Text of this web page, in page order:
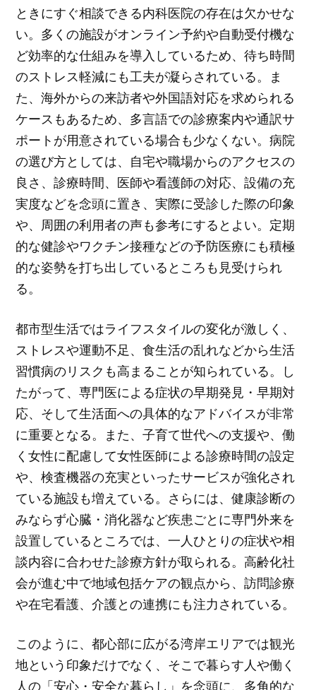
ときにすぐ相談できる内科医院の存在は欠かせな
い。多くの施設がオンライン予約や自動受付機な
ど効率的な仕組みを導入しているため、待ち時間
のストレス軽減にも工夫が凝らされている。ま
た、海外からの来訪者や外国語対応を求められる
ケースもあるため、多言語での診療案内や通訳サ
ポートが用意されている場合も少なくない。病院
の選び方としては、自宅や職場からのアクセスの
良さ、診療時間、医師や看護師の対応、設備の充
実度などを念頭に置き、実際に受診した際の印象
や、周囲の利用者の声も参考にするとよい。定期
的な健診やワクチン接種などの予防医療にも積極
的な姿勢を打ち出しているところも見受けられ
る。
都市型生活ではライフスタイルの変化が激しく、
ストレスや運動不足、食生活の乱れなどから生活
習慣病のリスクも高まることが知られている。し
たがって、専門医による症状の早期発見・早期対
応、そして生活面への具体的なアドバイスが非常
に重要となる。また、子育て世代への支援や、働
く女性に配慮して女性医師による診療時間の設定
や、検査機器の充実といったサービスが強化され
ている施設も増えている。さらには、健康診断の
みならず心臓・消化器など疾患ごとに専門外来を
設置しているところでは、一人ひとりの症状や相
談内容に合わせた診療方針が取られる。高齢化社
会が進む中で地域包括ケアの観点から、訪問診療
や在宅看護、介護との連携にも注力されている。
このように、都心部に広がる湾岸エリアでは観光
地という印象だけでなく、そこで暮らす人や働く
人の「安心・安全な暮らし」を念頭に、多角的な